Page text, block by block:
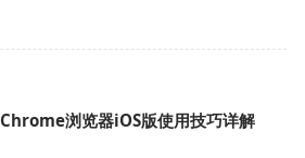
Chrome浏览器iOS版使用技巧详解